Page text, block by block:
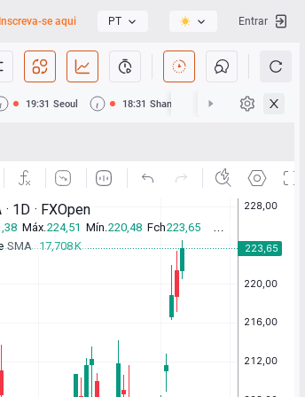
Inscreva-se aqui PT Entrar
19:31 Seoul 18:31 Shanghai 18:31 Hong